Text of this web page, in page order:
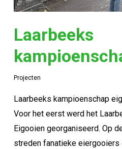
Laarbeeks
Projecten
Laarbeeks kampioenschap
Voor het eerst werd het
Eigooien georganiseerd. Op
streden fanatieke